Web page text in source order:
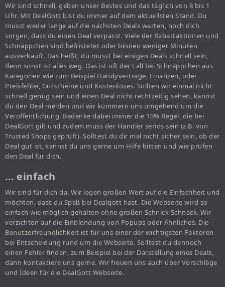
Wir sind schnell, geben unser Bestes und das täglich von 8 bis 1
Uhr. Mit DealGott bist du immer auf dem aktuellsten Stand. Du
musst weder lange auf die nächsten Deals warten, noch dich
sorgen, dass du einen Deal verpasst. Viele der Rabattaktionen und
Schnäppchen sind befristetet oder binnen weniger Minuten
ausverkauft. Das heißt, du musst bei einigen Deals schnell sein,
denn sonst ist alles weg. Das ist oft der Fall bei Schnäppchen aus
Kategorien wie zum Beispiel Handyverträge, Finanzen, oder
Preisfehler, Gutscheine und Kostenloses. Sollten wir einmal nicht
schnell genug sein und einen Deal nicht rechtzeitig sehen, kannst
du den Deal melden und wir kümmern uns umgehend um die
Veröffentlichung. Bedenke dabei immer die 10% Regel, die bei
DealGott gilt und zudem muss der Händler seriös sein (z.B. von
Trusted Shops geprüft). Solltest du dir mal nicht sicher sein, ob der
Deal gut ist, kannst du uns gerne um Hilfe bitten und wie prüfen
den Deal für dich.
… einfach
Wir sind für dich da. Wir legen großen Wert auf die Einfachheit und
möchten, dass du Spaß bei Dealgott hast. Die Webseite wird so
einfach wie möglich gehalten ohne großen Schnick Schnack. Wir
verzichten auf die Einblendung von Popups oder Ähnliches. Die
Benutzerfreundlichkeit ist für uns einer der wichtigsten Faktoren
bei Entscheidung rund um die Webseite. Solltest du dennoch
einen Fehler finden, zum Beispiel bei der Darstellung eines Deals,
dann kontaktiere uns gerne. Wir freuen uns auch über Vorschläge
und Ideen für die DealGott Webseite.